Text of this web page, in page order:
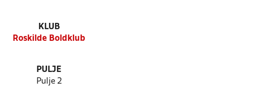
KLUB
Roskilde Boldklub
PULJE
Pulje 2